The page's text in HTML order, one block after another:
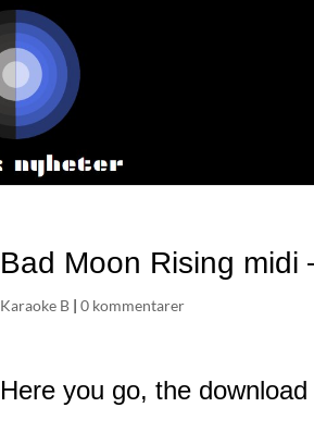
Bad Moon Rising midi
Karaoke B |0 kommentarer
Here you go, the